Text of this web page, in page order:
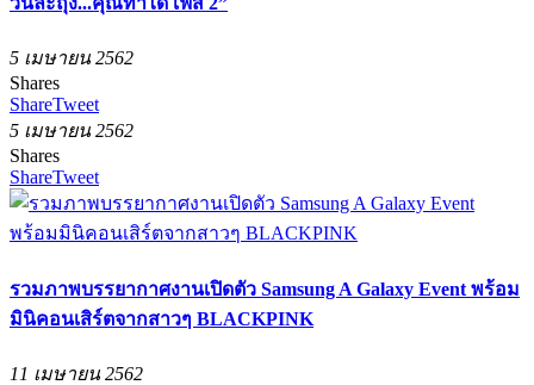
5 เมษายน 2562
Shares
ShareTweet
5 เมษายน 2562
Shares
ShareTweet
รวมภาพบรรยากาศงานเปิดตัว Samsung A Galaxy Event พร้อม
มินิคอนเสิร์ตจากสาวๆ BLACKPINK
11 เมษายน 2562